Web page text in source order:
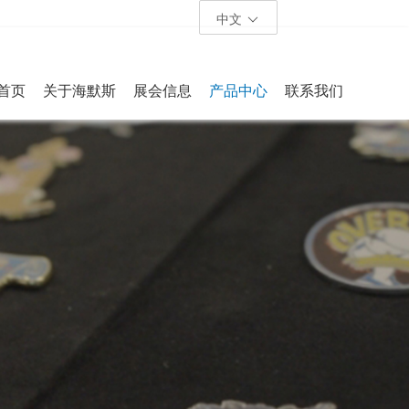
中文
页 关于海默斯 展会信息 产品中心 联系我们